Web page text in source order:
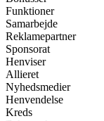
Funktioner
Samarbejde
Reklamepartner
Sponsorat
Henviser
Allieret
Nyhedsmedier
Henvendelse
Kreds